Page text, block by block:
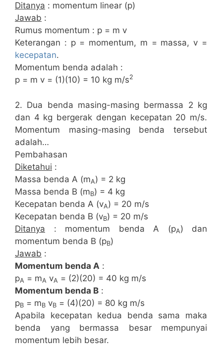
Ditanya : momentum linear (p)
Jawab :
Rumus momentum : p = m v
Keterangan : p = momentum, m = massa, v =
kecepatan.
Momentum benda adalah :
p = m v = (1)(10) = 10 kg m/s2
2. Dua benda masing-masing bermassa 2 kg
dan 4 kg bergerak dengan kecepatan 20 m/s.
Momentum masing-masing benda tersebut
adalah…
Pembahasan
Diketahui :
Massa benda A (mA) = 2 kg
Massa benda B (mB) = 4 kg
Kecepatan benda A (vA) = 20 m/s
Kecepatan benda B (vB) = 20 m/s
Ditanya : momentum benda A (pA) dan
momentum benda B (pB)
Jawab :
Momentum benda A :
pA = mA vA = (2)(20) = 40 kg m/s
Momentum benda B :
pB = mB vB = (4)(20) = 80 kg m/s
Apabila kecepatan kedua benda sama maka
benda yang bermassa besar mempunyai
momentum lebih besar.